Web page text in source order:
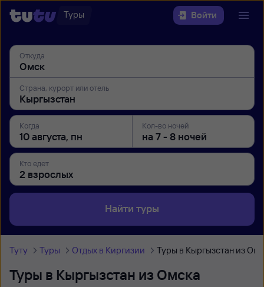
Туры Войти
Откуда
Страна, курорт или отель
Когда Кол-во ночей
Кто едет
Найти туры
Туту Туры Отдых в Киргизии Туры в Кыргызстан из
Туры в Кыргызстан из Омска